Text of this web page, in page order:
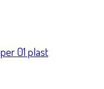
01 plast